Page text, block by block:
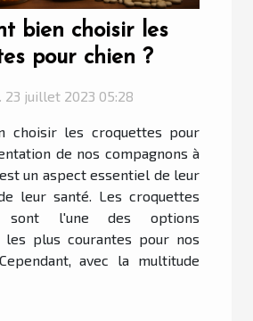
bien choisir les
pour chien ?
23 juillet 2023 05:28
choisir les croquettes pour
de nos compagnons à
un aspect essentiel de leur
leur santé. Les croquettes
sont l'une des options
les plus courantes pour nos
avec la multitude